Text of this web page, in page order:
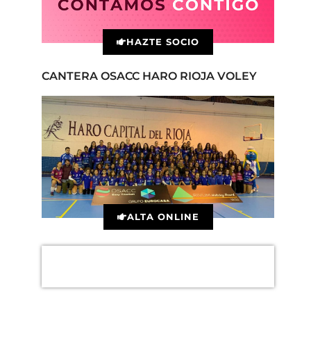
HAZTE SOCIO
CANTERA OSACC HARO RIOJA VOLEY
ALTA ONLINE